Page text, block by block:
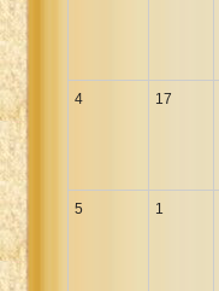
4 17
5 1